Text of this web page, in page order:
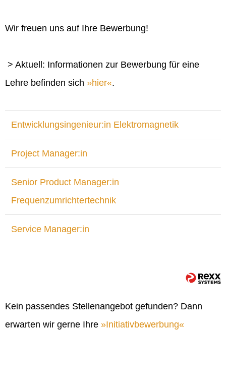
Wir freuen uns auf Ihre Bewerbung!
> Aktuell: Informationen zur Bewerbung für eine
Lehre befinden sich
hier .
Entwicklungsingenieur:in Elektromagnetik
Project Manager:in
Senior Product Manager:in
Frequenzumrichtertechnik
Service Manager:in
Kein passendes Stellenangebot gefunden? Dann
erwarten wir gerne Ihre
Initiativbewerbung